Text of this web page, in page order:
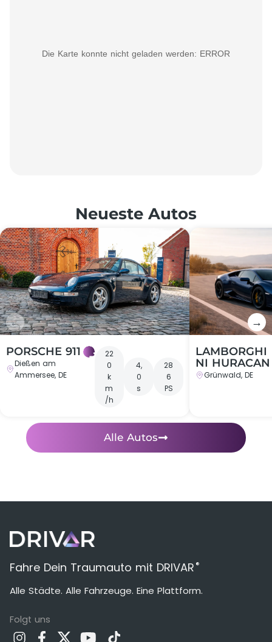
Die Karte konnte nicht geladen werden: ERROR
Neueste Autos
←
PORSCHE 911
Dießen am
Ammersee, DE
22
0
k
m
/h
4,
0
s
28
6
PS
LAMBORGHI
NI HURACAN
Grünwald, DE
→
Alle Autos
Fahre Dein Traumauto mit DRIVAR ®
Alle Städte. Alle Fahrzeuge. Eine Plattform.
Folgt uns